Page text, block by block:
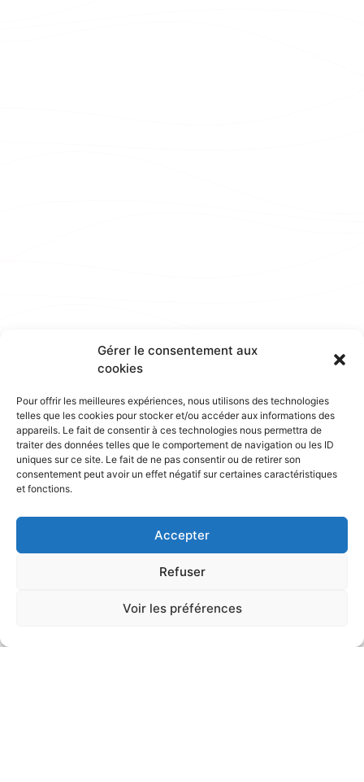
Gérer le consentement aux
cookies
Pour offrir les meilleures expériences, nous utilisons des technologies
telles que les cookies pour stocker et/ou accéder aux informations des
appareils. Le fait de consentir à ces technologies nous permettra de
traiter des données telles que le comportement de navigation ou les ID
uniques sur ce site. Le fait de ne pas consentir ou de retirer son
consentement peut avoir un effet négatif sur certaines caractéristiques
et fonctions.
Accepter
Refuser
Voir les préférences